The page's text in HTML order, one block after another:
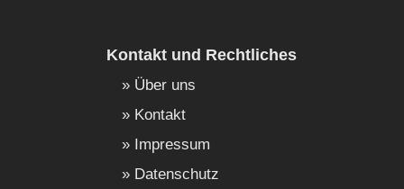
Kontakt und Rechtliches
Über uns
Kontakt
Impressum
Datenschutz